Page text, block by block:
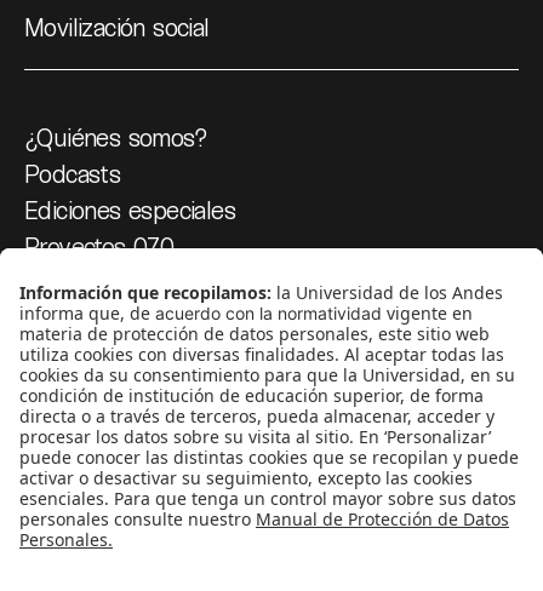
Movilización social
¿Quiénes somos?
Podcasts
Ediciones especiales
Proyectos 070
SÍGUENOS
¿Quieres escribir en 070?
CONTÁCTANOS